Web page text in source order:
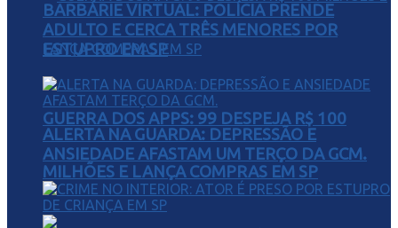
GUERRA DOS APPS: 99 DESPEJA R$ 100
MILHÕES E LANÇA COMPRAS EM SP
BARBÁRIE VIRTUAL: POLÍCIA PRENDE
ADULTO E CERCA TRÊS MENORES POR
ESTUPRO EM SP
ALERTA NA GUARDA: DEPRESSÃO E
ANSIEDADE AFASTAM UM TERÇO DA GCM.